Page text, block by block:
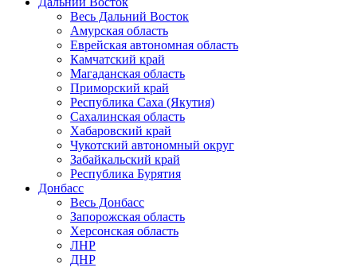
Весь Дальний Восток
Амурская область
Еврейская автономная область
Камчатский край
Магаданская область
Приморский край
Республика Саха (Якутия)
Сахалинская область
Хабаровский край
Чукотский автономный округ
Забайкальский край
Республика Бурятия
Донбасс
Весь Донбасс
Запорожская область
Херсонская область
ЛНР
ДНР